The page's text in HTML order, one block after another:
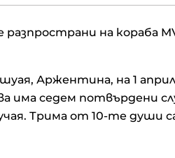
на кораба
Аржентина, на 1
има седем потвърдени
Трима от 10-те души
S&P 500
Ормузкия